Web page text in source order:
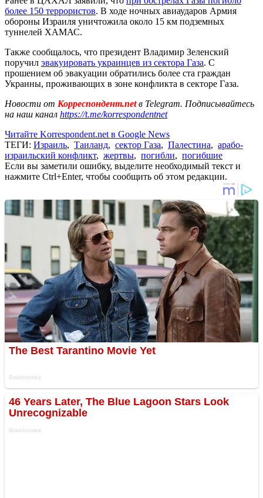
более 150 террористов. В ходе ночных авиаударов Армия
обороны Израиля уничтожила около 15 км подземных
туннелей ХАМАС.
Также сообщалось, что президент Владимир Зеленский
поручил эвакуировать украинцев из сектора Газа. С
прошением об эвакуации обратились более ста граждан
Украины, проживающих в зоне конфликта в секторе Газа.
Новости от Корреспондент.netв Telegram. Подписывайтесь
на наш канал https://t.me/korrespondentnet
Читайте Korrespondent.net в Google News
ТЕГИ: Израиль, Таиланд, сектор Газа, Палестина, арабо-
израильский конфликт, жертвы, погибли, погибшие
Если вы заметили ошибку, выделите необходимый текст и
нажмите Ctrl+Enter, чтобы сообщить об этом редакции.